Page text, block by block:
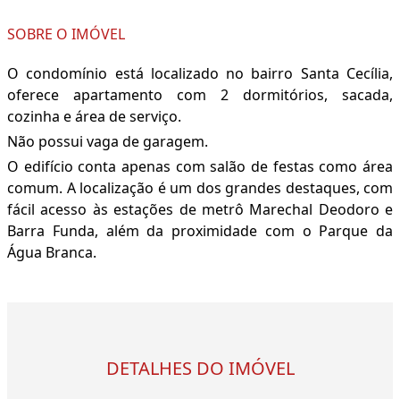
SOBRE O IMÓVEL
O condomínio está localizado no bairro Santa Cecília,
oferece apartamento com 2 dormitórios, sacada,
cozinha e área de serviço.
Não possui vaga de garagem.
O edifício conta apenas com salão de festas como área
comum. A localização é um dos grandes destaques, com
fácil acesso às estações de metrô Marechal Deodoro e
Barra Funda, além da proximidade com o Parque da
Água Branca.
DETALHES DO IMÓVEL